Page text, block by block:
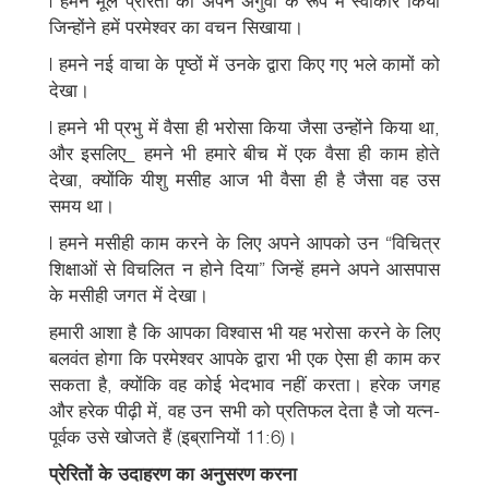
जिन्होंने हमें परमेश्वर का वचन सिखाया।
l हमने नई वाचा के पृष्ठों में उनके द्वारा किए गए भले कामों को
देखा।
l हमने भी प्रभु में वैसा ही भरोसा किया जैसा उन्होंने किया था,
और इसलिए_ हमने भी हमारे बीच में एक वैसा ही काम होते
देखा, क्योंकि यीशु मसीह आज भी वैसा ही है जैसा वह उस
समय था।
l हमने मसीही काम करने के लिए अपने आपको उन “विचित्र
शिक्षाओं से विचलित न होने दिया” जिन्हें हमने अपने आसपास
के मसीही जगत में देखा।
हमारी आशा है कि आपका विश्वास भी यह भरोसा करने के लिए
बलवंत होगा कि परमेश्वर आपके द्वारा भी एक ऐसा ही काम कर
सकता है, क्योंकि वह कोई भेदभाव नहीं करता। हरेक जगह
और हरेक पीढ़ी में, वह उन सभी को प्रतिफल देता है जो यत्न-
पूर्वक उसे खोजते हैं (इब्रानियों 11:6)।
प्रेरितों के उदाहरण का अनुसरण करना